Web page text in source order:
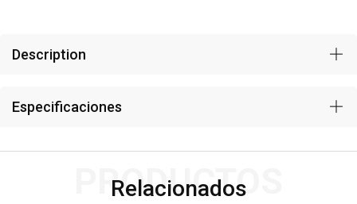
Description
Especificaciones
Relacionados
PRODUCTOS